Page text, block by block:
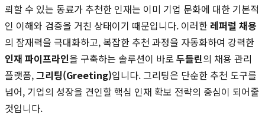
뢰할 수 있는 동료가 추천한 인재는 이미 기업 문화에 대한 기본적
인 이해와 검증을 거친 상태이기 때문입니다. 이러한 레퍼럴 채용
의 잠재력을 극대화하고, 복잡한 추천 과정을 자동화하여 강력한
인재 파이프라인을 구축하는 솔루션이 바로 두들린의 채용 관리
플랫폼,그리팅(Greeting)입니다. 그리팅은 단순한 추천 도구를
넘어, 기업의 성장을 견인할 핵심 인재 확보 전략의 중심이 되어줄
것입니다.